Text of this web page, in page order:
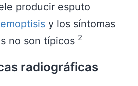
producir esputo
y los síntomas
no son típicos 2
radiográficas